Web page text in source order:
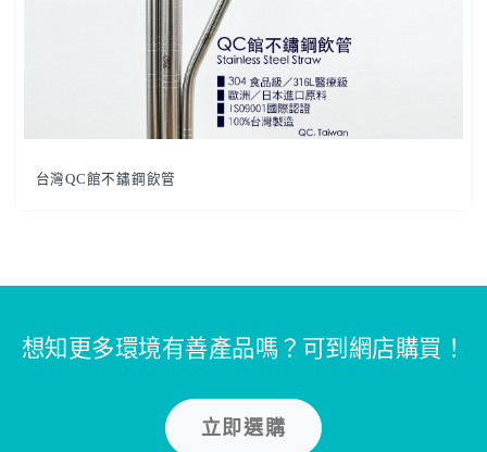
台灣QC館不鏽鋼飲管
想知更多環境有善產品嗎？可到網店購買！
立即選購